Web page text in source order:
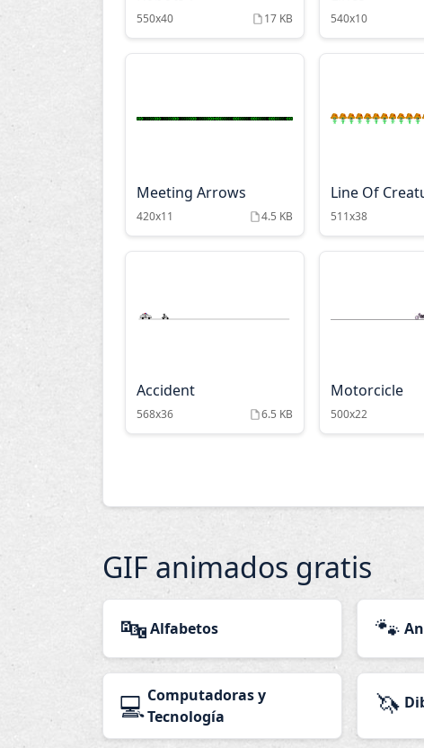
550x40 17 KB 540x10
Meeting Arrows
420x11 4.5 KB
Line Of
511x38
Accident
568x36 6.5 KB
Motorcicle
500x22
GIF animados gratis
🔤Alfabetos 🐾
💻 Computadoras y
Tecnología
🦄